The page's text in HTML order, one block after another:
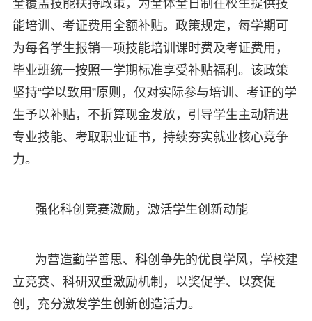
全覆盖技能扶持政策，为全体全日制在校生提供技
能培训、考证费用全额补贴。政策规定，每学期可
为每名学生报销一项技能培训课时费及考证费用，
毕业班统一按照一学期标准享受补贴福利。该政策
坚持“学以致用”原则，仅对实际参与培训、考证的学
生予以补贴，不折算现金发放，引导学生主动精进
专业技能、考取职业证书，持续夯实就业核心竞争
力。
强化科创竞赛激励，激活学生创新动能
为营造勤学善思、科创争先的优良学风，学校建
立竞赛、科研双重激励机制，以奖促学、以赛促
创，充分激发学生创新创造活力。